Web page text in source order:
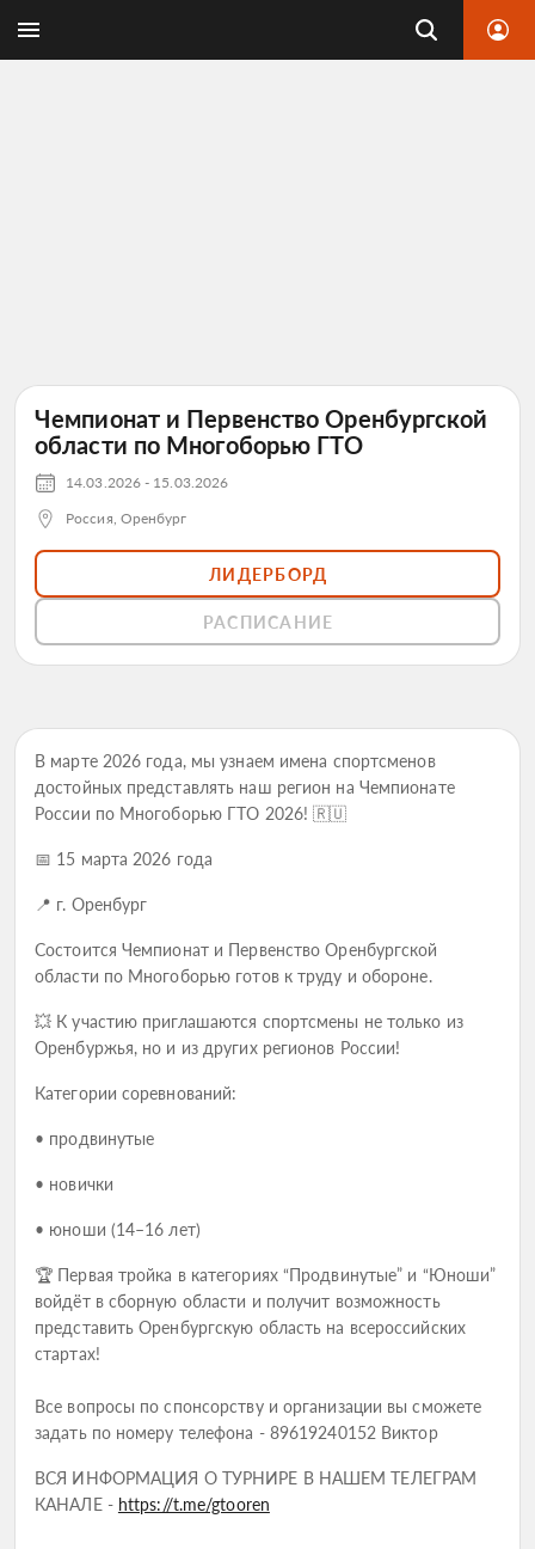
Чемпионат и Первенство Оренбургской
области по Многоборью ГТО
14.03.2026 - 15.03.2026
Россия, Оренбург
ЛИДЕРБОРД
РАСПИСАНИЕ
В марте 2026 года, мы узнаем имена спортсменов
достойных представлять наш регион на Чемпионате
России по Многоборью ГТО 2026! 🇷🇺
📅 15 марта 2026 года
📍 г. Оренбург
Состоится Чемпионат и Первенство Оренбургской
области по Многоборью готов к труду и обороне.
💥 К участию приглашаются спортсмены не только из
Оренбуржья, но и из других регионов России!
Категории соревнований:
• продвинутые
• новички
• юноши (14–16 лет)
🏆 Первая тройка в категориях “Продвинутые” и “Юноши”
войдёт в сборную области и получит возможность
представить Оренбургскую область на всероссийских
стартах!
Все вопросы по спонсорству и организации вы сможете
задать по номеру телефона - 89619240152 Виктор
ВСЯ ИНФОРМАЦИЯ О ТУРНИРЕ В НАШЕМ ТЕЛЕГРАМ
КАНАЛЕ - https://t.me/gtooren